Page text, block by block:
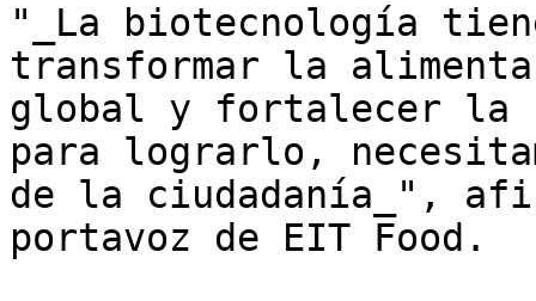
"_La biotecnología
transformar la
global y fortalecer la
para lograrlo,
de la ciudadanía_",
portavoz de EIT Food.